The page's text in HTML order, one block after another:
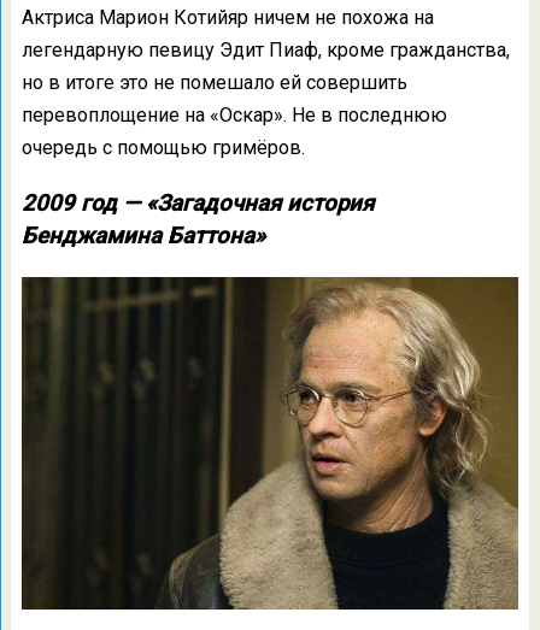
Актриса Марион Котийяр ничем не похожа на
легендарную певицу Эдит Пиаф, кроме гражданства,
но в итоге это не помешало ей совершить
перевоплощение на «Оскар». Не в последнюю
очередь с помощью гримёров.
2009 год — «Загадочная история
Бенджамина Баттона»